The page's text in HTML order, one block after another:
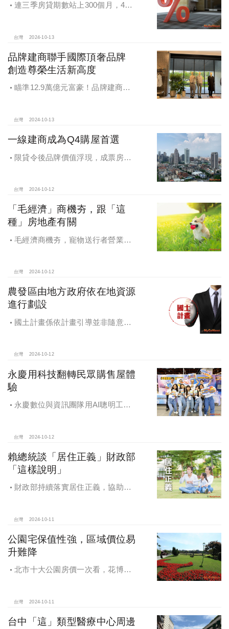
連三季房貸期數站上300個月，4都
台灣 2024-10-13
品牌建商聯手國際頂奢品牌
創造尊榮生活新高度
瞄準12.9萬億元富豪！品牌建商聯
台灣 2024-10-13
一線建商成為Q4購屋首選
限貸令後品牌價值浮現，成票房保
台灣 2024-10-12
「毛經濟」商機夯，跟「這
種」房地產有關
毛經濟商機夯，寵物送行者營業額
台灣 2024-10-12
農發區由地方政府依在地資源
進行劃設
國土計畫係依計畫引導並非隨意亂
台灣 2024-10-12
永慶用科技翻轉民眾購售屋體
驗
永慶數位與資訊團隊用AI聰明工
灣房產科技發展
台灣 2024-10-12
賴總統談「居住正義」財政部
「這樣說明」
財政部持續落實居住正義，協助經
台灣 2024-10-11
公園宅保值性強，區域價位易
升難降
北市十大公園房價一次看，花博年
台灣 2024-10-11
台中「這」類型醫療中心周邊